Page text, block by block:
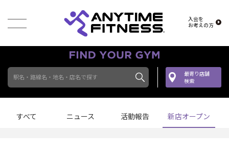
入会を
お考えの方
駅名・路線名・地名・店名で探す
最寄り店舗
検索
すべて ニュース 活動報告 新店オープン